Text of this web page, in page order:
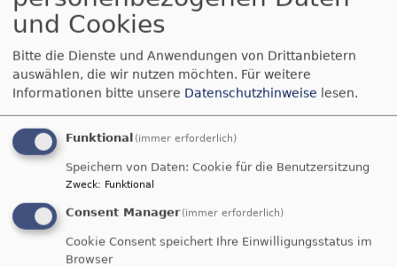
Bittet, so wird euch gegeben; suchet, so werdet
Matthäus 7,7
Weitere Informationen finden Siehier.
Christopher Street Day in Nürnberg: "Wir stehen als
Gesellschaft und als Kirche zusammen"
72 Stunden: Bayerische Posaunenchöre stellen
Weltrekord auf
und Cookies
Bitte die Dienste und Anwendungen von Drittanbietern
auswählen, die wir nutzen möchten. Für weitere
Informationen bitte unsere Datenschutzhinweise lesen.
Funktional (immer erforderlich)
Speichern von Daten: Cookie für die Benutzersitzung
Zweck: Funktional
Consent Manager (immer erforderlich)
Cookie Consent speichert Ihre Einwilligungsstatus im
Browser